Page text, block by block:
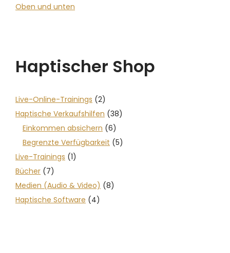
Oben und unten
Haptischer Shop
Live-Online-Trainings (2)
Haptische Verkaufshilfen (38)
Einkommen absichern (6)
Begrenzte Verfügbarkeit (5)
Live-Trainings (1)
Bücher (7)
Medien (Audio & Video) (8)
Haptische Software (4)